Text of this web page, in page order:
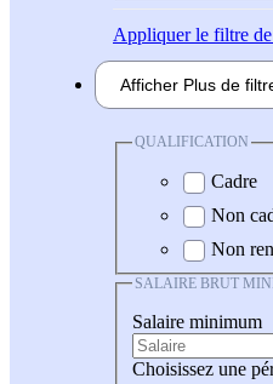
Appliquerle filtre de
Afficher Plus de
QUALIFICATION
Cadre
Non
Non
SALAIRE BRUT
Salaire minimum
Choisissez une